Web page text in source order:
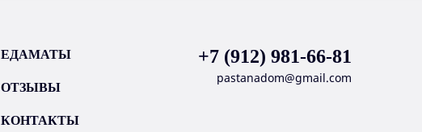
ЕДАМАТЫ
ОТЗЫВЫ
КОНТАКТЫ
+7 (912) 981-66-81
pastanadom@gmail.com